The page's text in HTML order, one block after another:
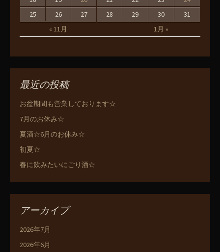
« 11月 1月 »
25
26 27 28 29 30 31
最近の投稿
お盆期間も営業しております☆
7月のお休み☆
夏酒☆6月のお休み☆
初夏☆
春に飲みたいにごり酒☆
アーカイブ
2026年7月
2026年6月